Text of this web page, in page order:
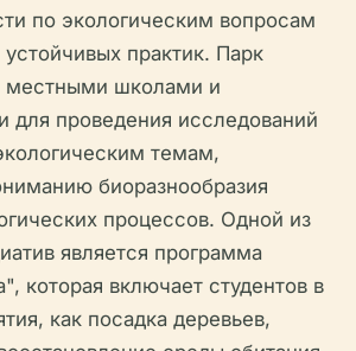
по экологическим вопросам
практик. Парк
местными школами и
для проведения исследований
темам,
биоразнообразия
процессов. Одной из
является программа
которая включает студентов в
как посадка деревьев,